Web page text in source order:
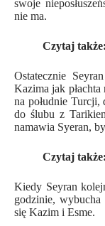
swoje
nie ma.
Czytaj także:
Ostatecznie
Kazima jak
na południe
do ślubu z
namawia Syeran,
Czytaj także:
Kiedy Seyran
godzinie,
się Kazim i Esme.